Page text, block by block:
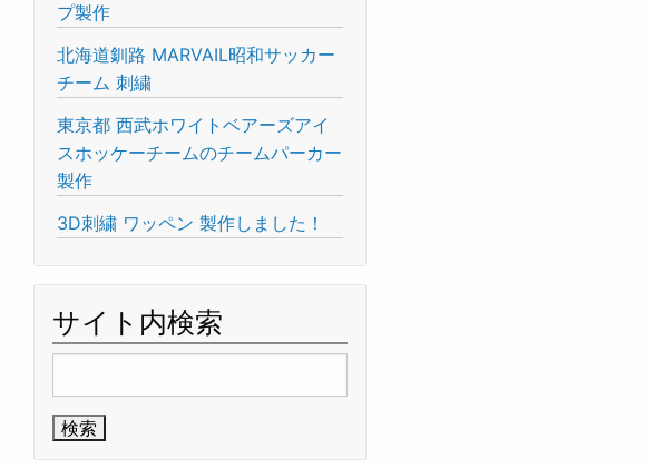
プ製作
北海道釧路 MARVAIL昭和サッカー
チーム 刺繍
東京都 西武ホワイトベアーズアイ
スホッケーチームのチームパーカー
製作
3D刺繍 ワッペン 製作しました！
サイト内検索
索: